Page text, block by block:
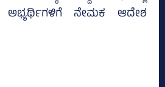
ಅಭ್ಯರ್ಥಿಗಳಿಗೆ ನೇಮಕ ಆದೇಶ